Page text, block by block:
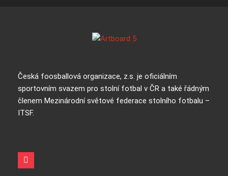
Česká foosballová organizace, z.s. je oficiálním
sportovním svazem pro stolní fotbal v ČR a také řádným
členem Mezinárodní světové federace stolního fotbalu –
ITSF.